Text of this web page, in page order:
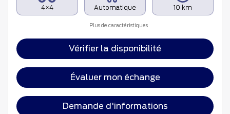
4×4 Automatique 10 km
Plus de caractéristiques
Vérifier la disponibilité
Évaluer mon échange
Demande d'informations